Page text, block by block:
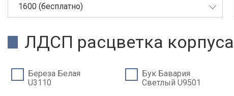
1600 (бесплатно)
ЛДСП расцветка корпуса
Береза Белая
U3110
Бук Бавария
Светлый U9501